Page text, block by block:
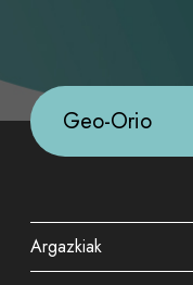
Geo-Orio
Argazkiak